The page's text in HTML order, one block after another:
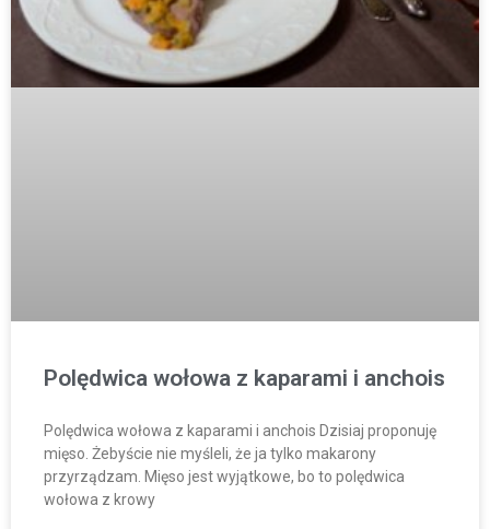
Polędwica wołowa z kaparami i anchois
Polędwica wołowa z kaparami i anchois Dzisiaj proponuję
mięso. Żebyście nie myśleli, że ja tylko makarony
przyrządzam. Mięso jest wyjątkowe, bo to polędwica
wołowa z krowy